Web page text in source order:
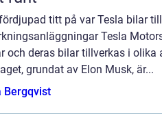
titt på var Tesla bilar
Tesla
och deras bilar tillverkas i
grundat av Elon Musk, är...
Bergqvist